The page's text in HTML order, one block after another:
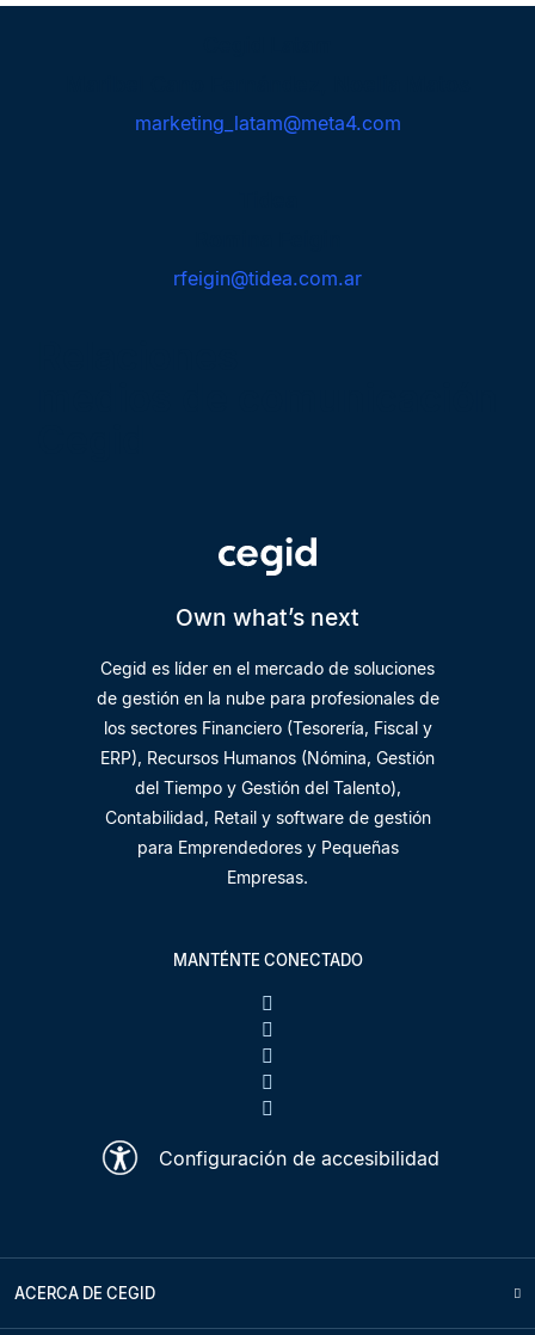
marketing_latam@meta4.com
rfeigin@tidea.com.ar
Own what’s next
Cegid es líder en el mercado de soluciones
de gestión en la nube para profesionales de
los sectores Financiero (Tesorería, Fiscal y
ERP), Recursos Humanos (Nómina, Gestión
del Tiempo y Gestión del Talento),
Contabilidad, Retail y software de gestión
para Emprendedores y Pequeñas
Empresas.
MANTÉNTE CONECTADO
Configuración de accesibilidad
ACERCA DE CEGID